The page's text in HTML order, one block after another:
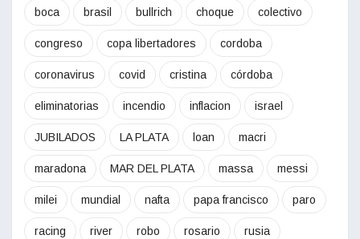
boca brasil bullrich choque colectivo
congreso copa libertadores cordoba
coronavirus covid cristina córdoba
eliminatorias incendio inflacion israel
JUBILADOS LA PLATA loan macri
maradona MAR DEL PLATA massa messi
milei mundial nafta papa francisco paro
racing river robo rosario rusia